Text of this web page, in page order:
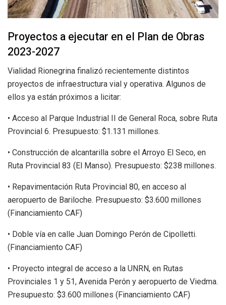
Proyectos a ejecutar en el Plan de Obras
2023-2027
Vialidad Rionegrina finalizó recientemente distintos
proyectos de infraestructura vial y operativa. Algunos de
ellos ya están próximos a licitar:
• Acceso al Parque Industrial II de General Roca, sobre Ruta
Provincial 6. Presupuesto: $1.131 millones.
• Construcción de alcantarilla sobre el Arroyo El Seco, en
Ruta Provincial 83 (El Manso). Presupuesto: $238 millones.
• Repavimentación Ruta Provincial 80, en acceso al
aeropuerto de Bariloche. Presupuesto: $3.600 millones
(Financiamiento CAF)
• Doble vía en calle Juan Domingo Perón de Cipolletti.
(Financiamiento CAF)
• Proyecto integral de acceso a la UNRN, en Rutas
Provinciales 1 y 51, Avenida Perón y aeropuerto de Viedma.
Presupuesto: $3.600 millones (Financiamiento CAF)